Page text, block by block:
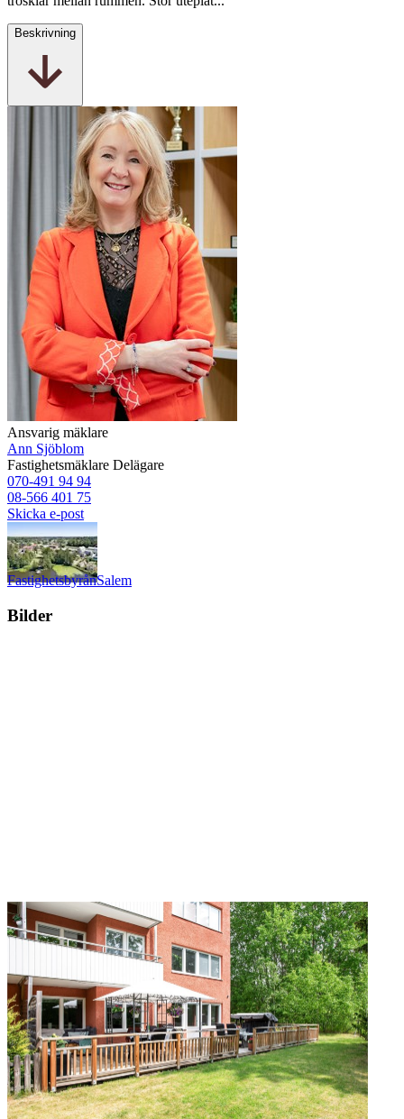
Beskrivning
Ansvarig mäklare
Ann Sjöblom
Fastighetsmäklare Delägare
070-491 94 94
08-566 401 75
Skicka e-post
FastighetsbyrånSalem
Bilder